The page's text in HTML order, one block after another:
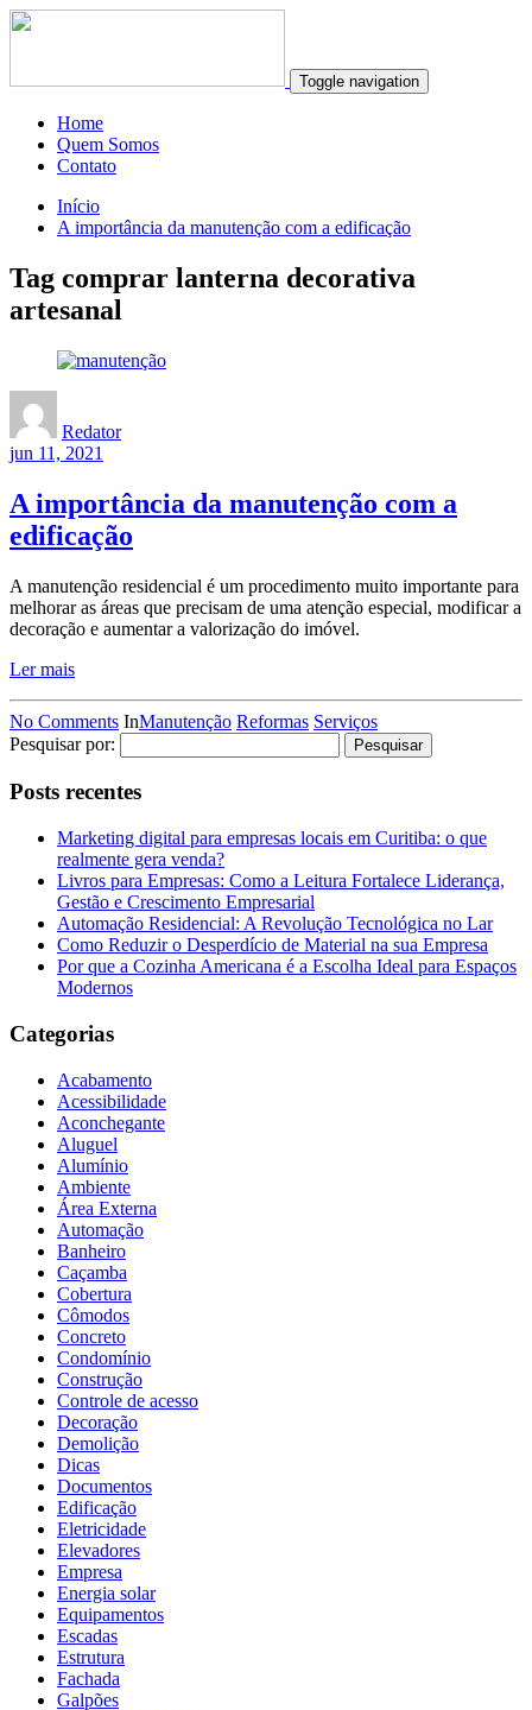
Toggle navigation
Home
Quem Somos
Contato
Início
A importância da manutenção com a edificação
Tag comprar lanterna decorativa
artesanal
Redator
jun 11, 2021
A importância da manutenção com a
edificação
A manutenção residencial é um procedimento muito importante para
melhorar as áreas que precisam de uma atenção especial, modificar a
decoração e aumentar a valorização do imóvel.
Ler mais
No Comments InManutenção Reformas Serviços
Pesquisar por:
Posts recentes
Marketing digital para empresas locais em Curitiba: o que
realmente gera venda?
Livros para Empresas: Como a Leitura Fortalece Liderança,
Gestão e Crescimento Empresarial
Automação Residencial: A Revolução Tecnológica no Lar
Como Reduzir o Desperdício de Material na sua Empresa
Por que a Cozinha Americana é a Escolha Ideal para Espaços
Modernos
Categorias
Acabamento
Acessibilidade
Aconchegante
Aluguel
Alumínio
Ambiente
Área Externa
Automação
Banheiro
Caçamba
Cobertura
Cômodos
Concreto
Condomínio
Construção
Controle de acesso
Decoração
Demolição
Dicas
Documentos
Edificação
Eletricidade
Elevadores
Empresa
Energia solar
Equipamentos
Escadas
Estrutura
Fachada
Galpões